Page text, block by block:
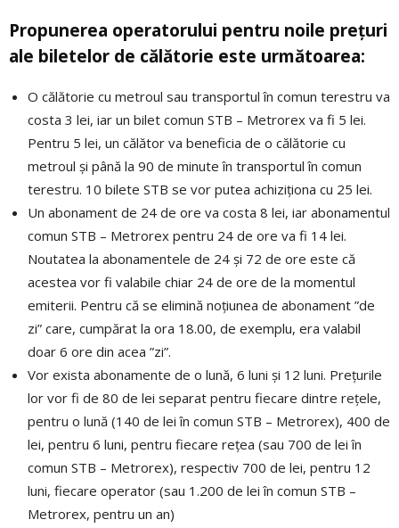
Propunerea operatorului pentru noile prețuri
ale biletelor de călătorie este următoarea:
O călătorie cu metroul sau transportul în comun terestru va
costa 3 lei, iar un bilet comun STB – Metrorex va fi 5 lei.
Pentru 5 lei, un călător va beneficia de o călătorie cu
metroul și până la 90 de minute în transportul în comun
terestru. 10 bilete STB se vor putea achiziționa cu 25 lei.
Un abonament de 24 de ore va costa 8 lei, iar abonamentul
comun STB – Metrorex pentru 24 de ore va fi 14 lei.
Noutatea la abonamentele de 24 și 72 de ore este că
acestea vor fi valabile chiar 24 de ore de la momentul
emiterii. Pentru că se elimină noțiunea de abonament ”de
zi” care, cumpărat la ora 18.00, de exemplu, era valabil
doar 6 ore din acea ”zi”.
Vor exista abonamente de o lună, 6 luni și 12 luni. Prețurile
lor vor fi de 80 de lei separat pentru fiecare dintre rețele,
pentru o lună (140 de lei în comun STB – Metrorex), 400 de
lei, pentru 6 luni, pentru fiecare rețea (sau 700 de lei în
comun STB – Metrorex), respectiv 700 de lei, pentru 12
luni, fiecare operator (sau 1.200 de lei în comun STB –
Metrorex, pentru un an)